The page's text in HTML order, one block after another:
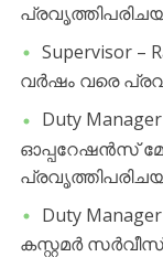
​Supervisor –
വർഷം വരെ
​Duty
ഓപ്പറേഷൻസ്
​Duty
കസ്റ്റമർ